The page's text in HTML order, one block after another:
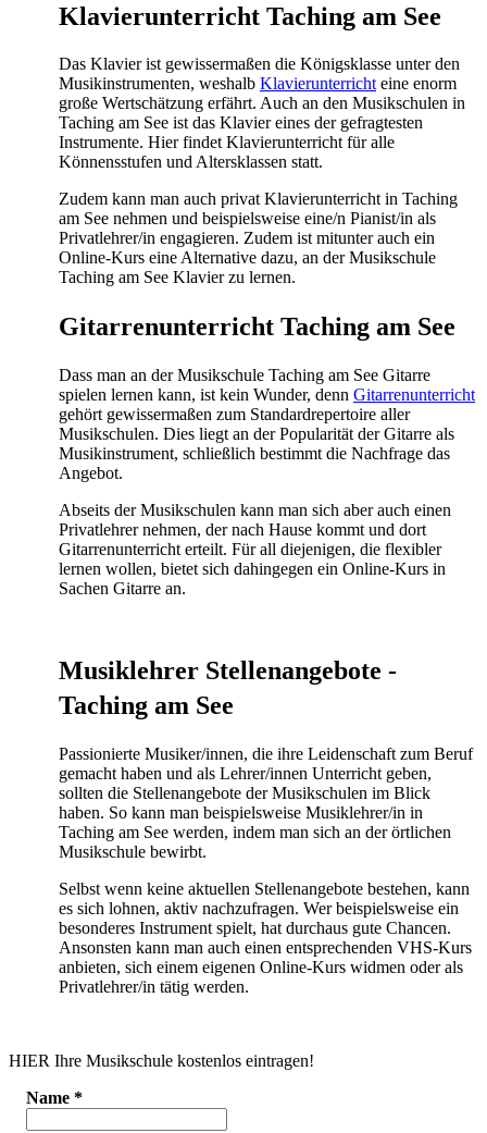
Klavierunterricht Taching am See
Das Klavier ist gewissermaßen die Königsklasse unter den
Musikinstrumenten, weshalb Klavierunterrichteine enorm
große Wertschätzung erfährt. Auch an den Musikschulen in
Taching am See ist das Klavier eines der gefragtesten
Instrumente. Hier findet Klavierunterricht für alle
Könnensstufen und Altersklassen statt.
Zudem kann man auch privat Klavierunterricht in Taching
am See nehmen und beispielsweise eine/n Pianist/in als
Privatlehrer/in engagieren. Zudem ist mitunter auch ein
Online-Kurs eine Alternative dazu, an der Musikschule
Taching am See Klavier zu lernen.
Gitarrenunterricht Taching am See
Dass man an der Musikschule Taching am See Gitarre
spielen lernen kann, ist kein Wunder, denn Gitarrenunterricht
gehört gewissermaßen zum Standardrepertoire aller
Musikschulen. Dies liegt an der Popularität der Gitarre als
Musikinstrument, schließlich bestimmt die Nachfrage das
Angebot.
Abseits der Musikschulen kann man sich aber auch einen
Privatlehrer nehmen, der nach Hause kommt und dort
Gitarrenunterricht erteilt. Für all diejenigen, die flexibler
lernen wollen, bietet sich dahingegen ein Online-Kurs in
Sachen Gitarre an.
Musiklehrer Stellenangebote -
Taching am See
Passionierte Musiker/innen, die ihre Leidenschaft zum Beruf
gemacht haben und als Lehrer/innen Unterricht geben,
sollten die Stellenangebote der Musikschulen im Blick
haben. So kann man beispielsweise Musiklehrer/in in
Taching am See werden, indem man sich an der örtlichen
Musikschule bewirbt.
Selbst wenn keine aktuellen Stellenangebote bestehen, kann
es sich lohnen, aktiv nachzufragen. Wer beispielsweise ein
besonderes Instrument spielt, hat durchaus gute Chancen.
Ansonsten kann man auch einen entsprechenden VHS-Kurs
anbieten, sich einem eigenen Online-Kurs widmen oder als
Privatlehrer/in tätig werden.
HIER Ihre Musikschule kostenlos eintragen!
Name *